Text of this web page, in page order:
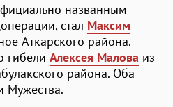
названным
стал Максим
Аткарского района.
гибели Алексея Малова из
района. Оба
Мужества.